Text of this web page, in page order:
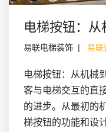
电梯按钮：从
易联电梯装饰 易联
电梯按钮：从机械
客与电梯交互的直
的进步。从最初的
梯按钮的功能和设